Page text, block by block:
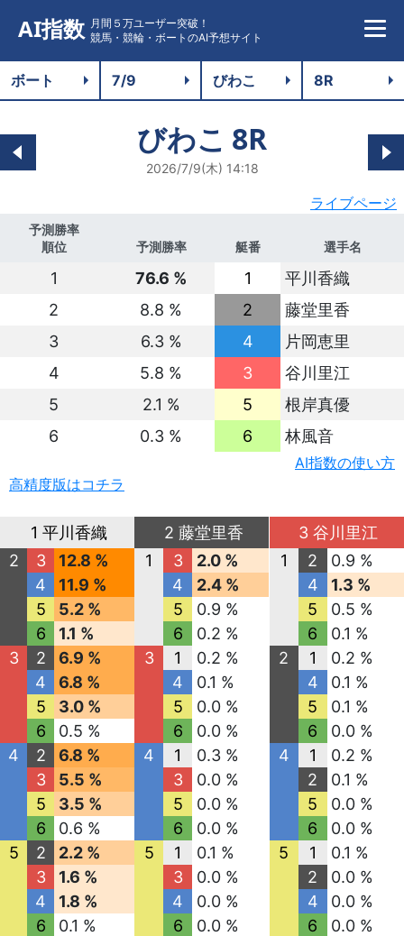
AI指数 月間５万ユーザー突破！
競馬・競輪・ボートのAI予想サイト
びわこ 8R
2026/7/9(木) 14:18
ライブページ
予測勝率
順位
予測勝率 艇番 選手名
1 76.6 % 1
平川香織
2
8.8 % 2
藤堂里香
3
6.3 % 4
片岡恵里
4
5.8 % 3
谷川里江
5
2.1 % 5
根岸真優
6
0.3 % 6 林風音
AI指数の使い方
高精度版はコチラ
1 平川香織
2
3
12.8 %
4
11.9 %
5
5.2 %
6
1.1 %
3
2
6.9 %
4
6.8 %
5
3.0 %
6
0.5 %
4
2
6.8 %
3
5.5 %
5
3.5 %
6
0.6 %
5
2
2.2 %
3
1.6 %
4
1.8 %
6
0.1 %
2 藤堂里香
1
3
2.0 %
4
2.4 %
5
0.9 %
6
0.2 %
3
1
0.2 %
4
0.1 %
5
0.0 %
6
0.0 %
4
1
0.3 %
3
0.0 %
5
0.0 %
6
0.0 %
5
1
0.1 %
3
0.0 %
4
0.0 %
6
0.0 %
3 谷川里江
1
2
0.9 %
4
1.3 %
5
0.5 %
6
0.1 %
2
1
0.2 %
4
0.1 %
5
0.1 %
6
0.0 %
4
1
0.2 %
2
0.1 %
5
0.0 %
6
0.0 %
5
1
0.1 %
2
0.0 %
4
0.0 %
6
0.0 %